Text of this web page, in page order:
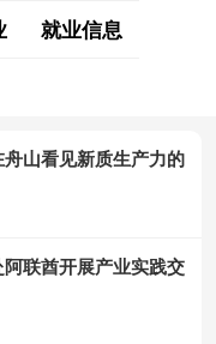
就业信息
山看见新质生产力的
联酋开展产业实践交